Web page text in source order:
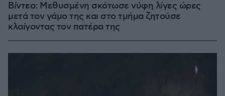
Βίντεο: Μεθυσμένη σκότωσε νύφη λίγες ώρες
μετά τον γάμο της και στο τμήμα ζητούσε
κλαίγοντας τον πατέρα της